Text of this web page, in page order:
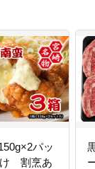
パッ
け 割烹あ